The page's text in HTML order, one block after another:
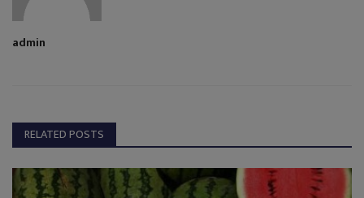
admin
RELATED POSTS